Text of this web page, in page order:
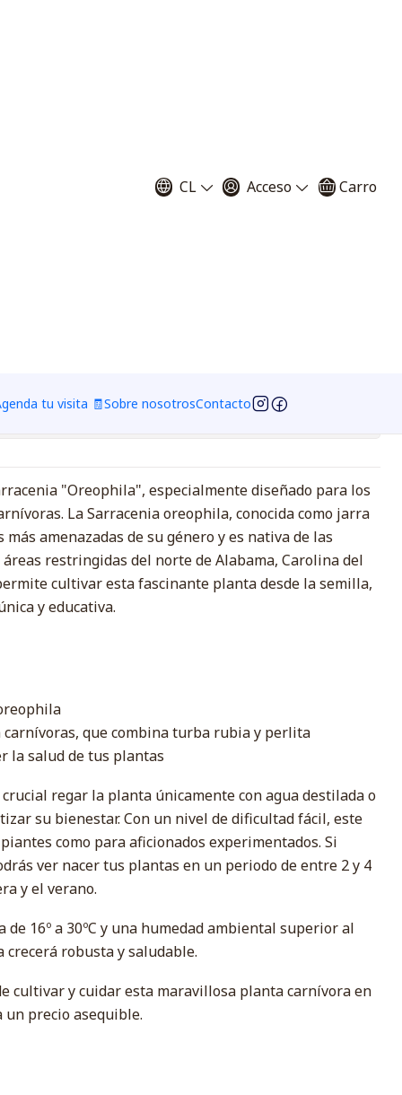
CL Acceso Carro
tu visita 🧾Sobre nosotrosContacto
"Oreophila", especialmente diseñado para los
La Sarracenia oreophila, conocida como jarra
más amenazadas de su género y es nativa de las
restringidas del norte de Alabama, Carolina del
cultivar esta fascinante planta desde la semilla,
y educativa.
carnívoras, que combina turba rubia y perlita
la salud de tus plantas
crucial regar la planta únicamente con agua destilada o
su bienestar. Con un nivel de dificultad fácil, este
como para aficionados experimentados. Si
ver nacer tus plantas en un periodo de entre 2 y 4
y el verano.
16º a 30ºC y una humedad ambiental superior al
robusta y saludable.
cultivar y cuidar esta maravillosa planta carnívora en
precio asequible.